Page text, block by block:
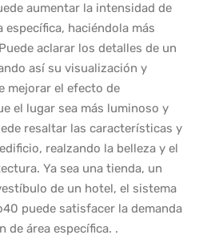
aumentar la intensidad de
específica, haciéndola más
aclarar los detalles de un
así su visualización y
mejorar el efecto de
el lugar sea más luminoso y
resaltar las características y
realzando la belleza y el
Ya sea una tienda, un
de un hotel, el sistema
puede satisfacer la demanda
de área específica. .